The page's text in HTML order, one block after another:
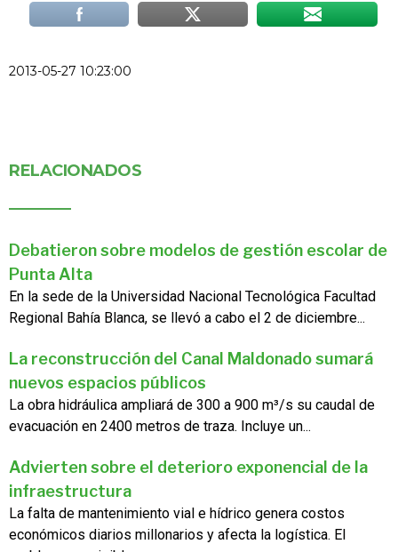
2013-05-27 10:23:00
RELACIONADOS
Debatieron sobre modelos de gestión escolar de
Punta Alta
En la sede de la Universidad Nacional Tecnológica Facultad
Regional Bahía Blanca, se llevó a cabo el 2 de diciembre...
La reconstrucción del Canal Maldonado sumará
nuevos espacios públicos
La obra hidráulica ampliará de 300 a 900 m³/s su caudal de
evacuación en 2400 metros de traza. Incluye un...
Advierten sobre el deterioro exponencial de la
infraestructura
La falta de mantenimiento vial e hídrico genera costos
económicos diarios millonarios y afecta la logística. El